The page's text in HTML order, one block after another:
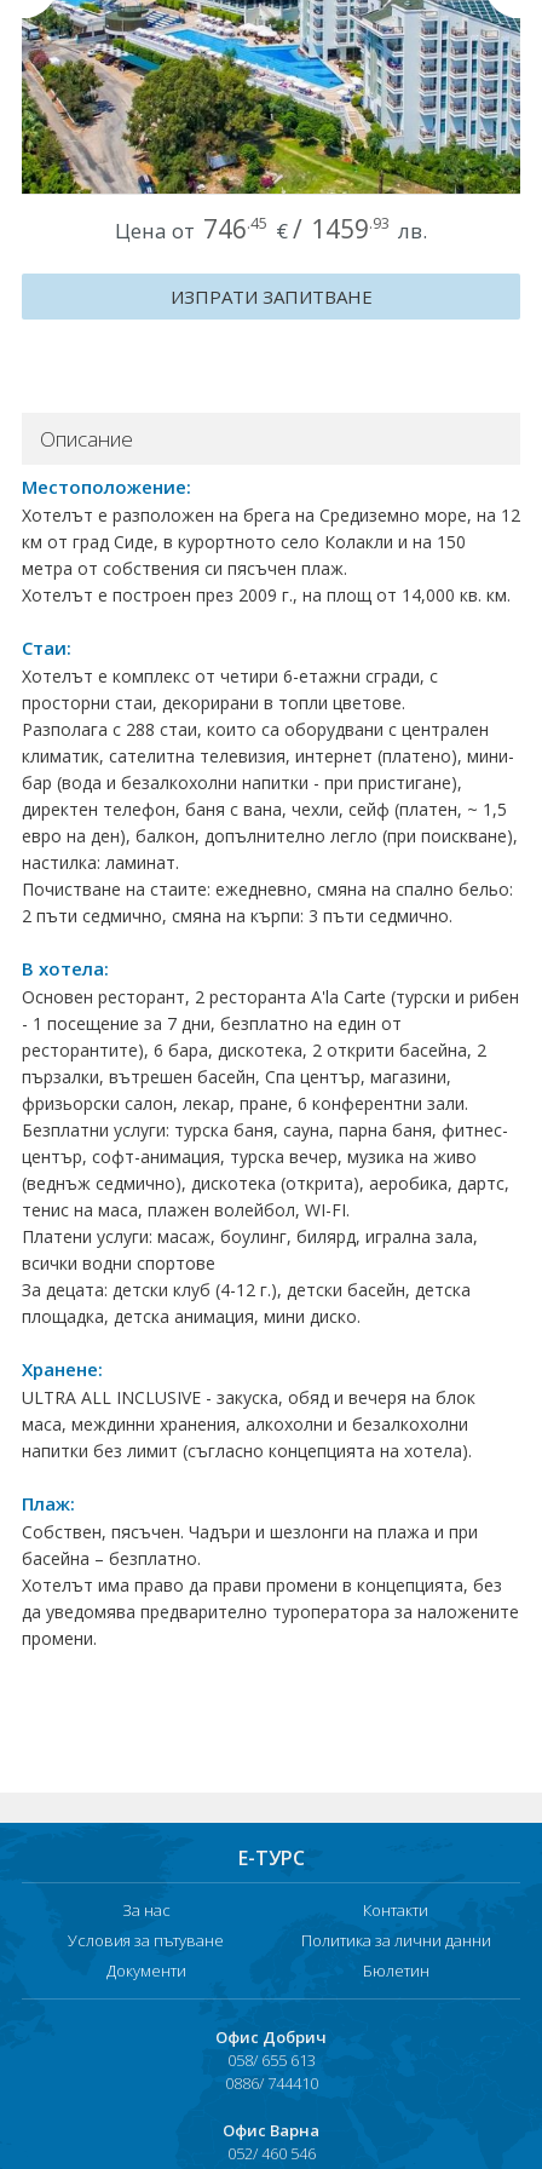
Круизи
Уикенд програми
ДЕСТИНАЦИИ
Албания
Хърватия
Италия
Австрия
Сърбия - E-Tours
Турция
Унгария
Швеция
ПРАЗНИЦИ
Празници в България
Предколедни
Нова година
Великден 2026
Екзотични почивки
КРУИЗИ
САМОЛЕТНИ БИЛЕТИ
ХОТЕЛИ
Хотели в България
ВХОД ЗА АГЕНТИ
Цена от 746.45 €/ 1459.93 лв.
ИЗПРАТИ ЗАПИТВАНЕ
Описание
Местоположение:
Хотелът е разположен на брега на Средиземно море, на 12
км от град Сиде, в курортното село Колакли и на 150
метра от собствения си пясъчен плаж.
Хотелът е построен през 2009 г., на площ от 14,000 кв. км.
Стаи:
Хотелът е комплекс от четири 6-етажни сгради, с
просторни стаи, декорирани в топли цветове.
Разполага с 288 стаи, които са оборудвани с централен
климатик, сателитна телевизия, интернет (платено), мини-
бар (вода и безалкохолни напитки - при пристигане),
директен телефон, баня с вана, чехли, сейф (платен, ~ 1,5
евро на ден), балкон, допълнително легло (при поискване),
настилка: ламинат.
Почистване на стаите: ежедневно, смяна на спално бельо:
2 пъти седмично, смяна на кърпи: 3 пъти седмично.
В хотела:
Основен ресторант, 2 ресторанта A'la Carte (турски и рибен
- 1 посещение за 7 дни, безплатно на един от
ресторантите), 6 бара, дискотека, 2 открити басейна, 2
пързалки, вътрешен басейн, Спа център, магазини,
фризьорски салон, лекар, пране, 6 конферентни зали.
Безплатни услуги: турска баня, сауна, парна баня, фитнес-
център, софт-анимация, турска вечер, музика на живо
(веднъж седмично), дискотека (открита), аеробика, дартс,
тенис на маса, плажен волейбол, WI-FI.
Платени услуги: масаж, боулинг, билярд, игрална зала,
всички водни спортове
За децата: детски клуб (4-12 г.), детски басейн, детска
площадка, детска анимация, мини диско.
Хранене:
ULTRA ALL INCLUSIVE - закуска, обяд и вечеря на блок
маса, междинни хранения, алкохолни и безалкохолни
напитки без лимит (съгласно концепцията на хотела).
Плаж:
Собствен, пясъчен. Чадъри и шезлонги на плажа и при
басейна – безплатно.
Хотелът има право да прави промени в концепцията, без
да уведомява предварително туроператора за наложените
промени.
Е-ТУРС
За нас
Контакти
Условия за пътуване
Политика за лични данни
Документи
Бюлетин
Офис Добрич
058/ 655 613
0886/ 744410
Офис Варна
052/ 460 546